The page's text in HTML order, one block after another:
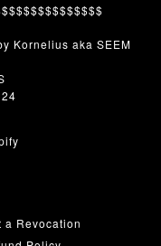
Kornelius aka SEEM
Revocation